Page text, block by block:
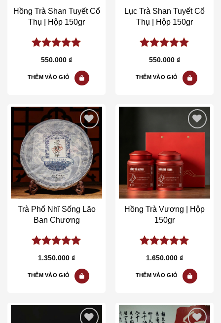
Thụ | Hộp 150gr
5.00out of
550.000 ₫
Thụ | Hộp 150gr
5.00out of
550.000 ₫
Add to wishlist
Trà Phổ Nhĩ Sống Lão
Ban Chương
5.00out of
1.350.000 ₫
Add to wishlist
Hồng Trà Vương | Hộp
150gr
5.00out of
1.650.000 ₫